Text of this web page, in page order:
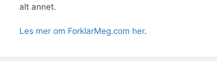
alt annet.
Les mer om ForklarMeg.com her.